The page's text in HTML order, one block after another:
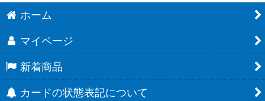
ホーム
マイページ
新着商品
カードの状態表記について